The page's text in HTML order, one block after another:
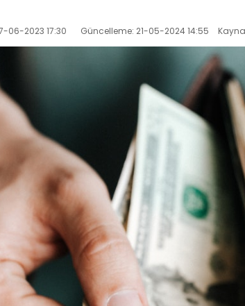
06-2023 17:30 Güncelleme: 21-05-2024 14:55